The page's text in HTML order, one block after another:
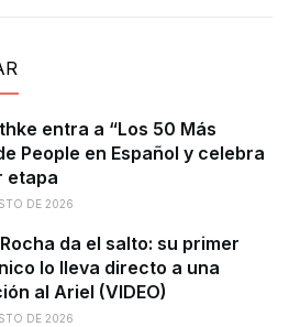
entra a “Los 50 Más
People en Español y celebra
etapa
DE 2026
da el salto: su primer
lo lleva directo a una
al Ariel (VIDEO)
DE 2026